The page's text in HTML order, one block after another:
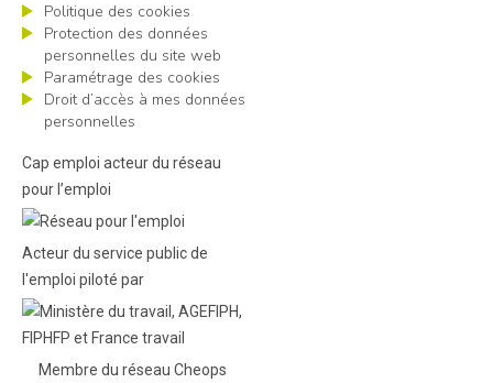
Politique des cookies
Protection des données
personnelles du site web
Paramétrage des cookies
Droit d’accès à mes données
personnelles
Cap emploi acteur du réseau
pour l’emploi
Acteur du service public de
l'emploi piloté par
Membre du réseau Cheops